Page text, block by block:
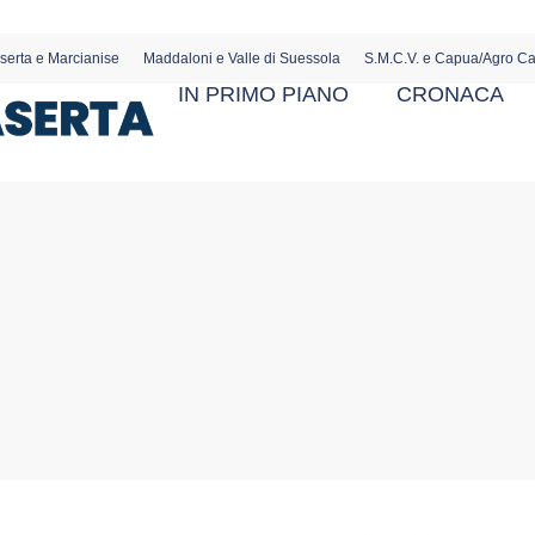
e Marcianise Maddaloni e Valle di Suessola S.M.C.V. e Capua/Agro
IN PRIMO PIANO CRONACA